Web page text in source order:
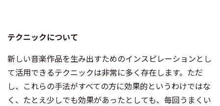
テクニックについて
新しい音楽作品を生み出すためのインスピレーションとし
て活用できるテクニックは非常に多く存在します。ただ
し、これらの手法がすべての方に効果的というわけではな
く、たとえ少しでも効果があったとしても、毎回うまくい